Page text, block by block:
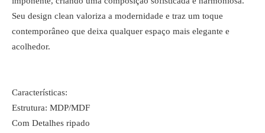
Seu design clean valoriza a modernidade e traz um toque
contemporâneo que deixa qualquer espaço mais elegante e
acolhedor.
Características:
Estrutura: MDP/MDF
Com Detalhes ripado